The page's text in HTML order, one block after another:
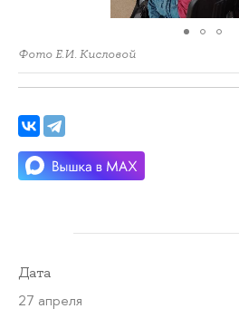
Фото Е.И. Кисловой
Дата
27 апреля